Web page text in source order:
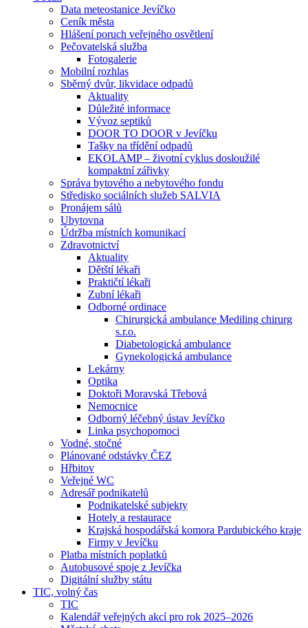
Data meteostanice Jevíčko
Ceník města
Hlášení poruch veřejného osvětlení
Pečovatelská služba
Fotogalerie
Mobilní rozhlas
Sběrný dvůr, likvidace odpadů
Aktuality
Důležité informace
Vývoz septiků
DOOR TO DOOR v Jevíčku
Tašky na třídění odpadů
EKOLAMP – životní cyklus dosloužilé
kompaktní zářivky
Správa bytového a nebytového fondu
Středisko sociálních služeb SALVIA
Pronájem sálů
Ubytovna
Údržba místních komunikací
Zdravotnictví
Aktuality
Dětští lékaři
Praktičtí lékaři
Zubní lékaři
Odborné ordinace
Chirurgická ambulance Mediling chirurg
s.r.o.
Diabetologická ambulance
Gynekologická ambulance
Lekárny
Optika
Doktoři Moravská Třebová
Nemocnice
Odborný léčebný ústav Jevíčko
Linka psychopomoci
Vodné, stočné
Plánované odstávky ČEZ
Hřbitov
Veřejné WC
Adresář podnikatelů
Podnikatelské subjekty
Hotely a restaurace
Krajská hospodářská komora Pardubického kraje
Firmy v Jevíčku
Platba místních poplatků
Autobusové spoje z Jevíčka
Digitální služby státu
TIC, volný čas
TIC
Kalendář veřejných akcí pro rok 2025–2026